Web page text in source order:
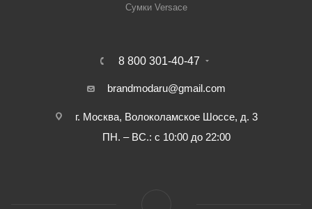
Сумки Versace
8 800 301-40-47
brandmodaru@gmail.com
г. Москва, Волоколамское Шоссе, д. 3
ПН. – ВС.: с 10:00 до 22:00